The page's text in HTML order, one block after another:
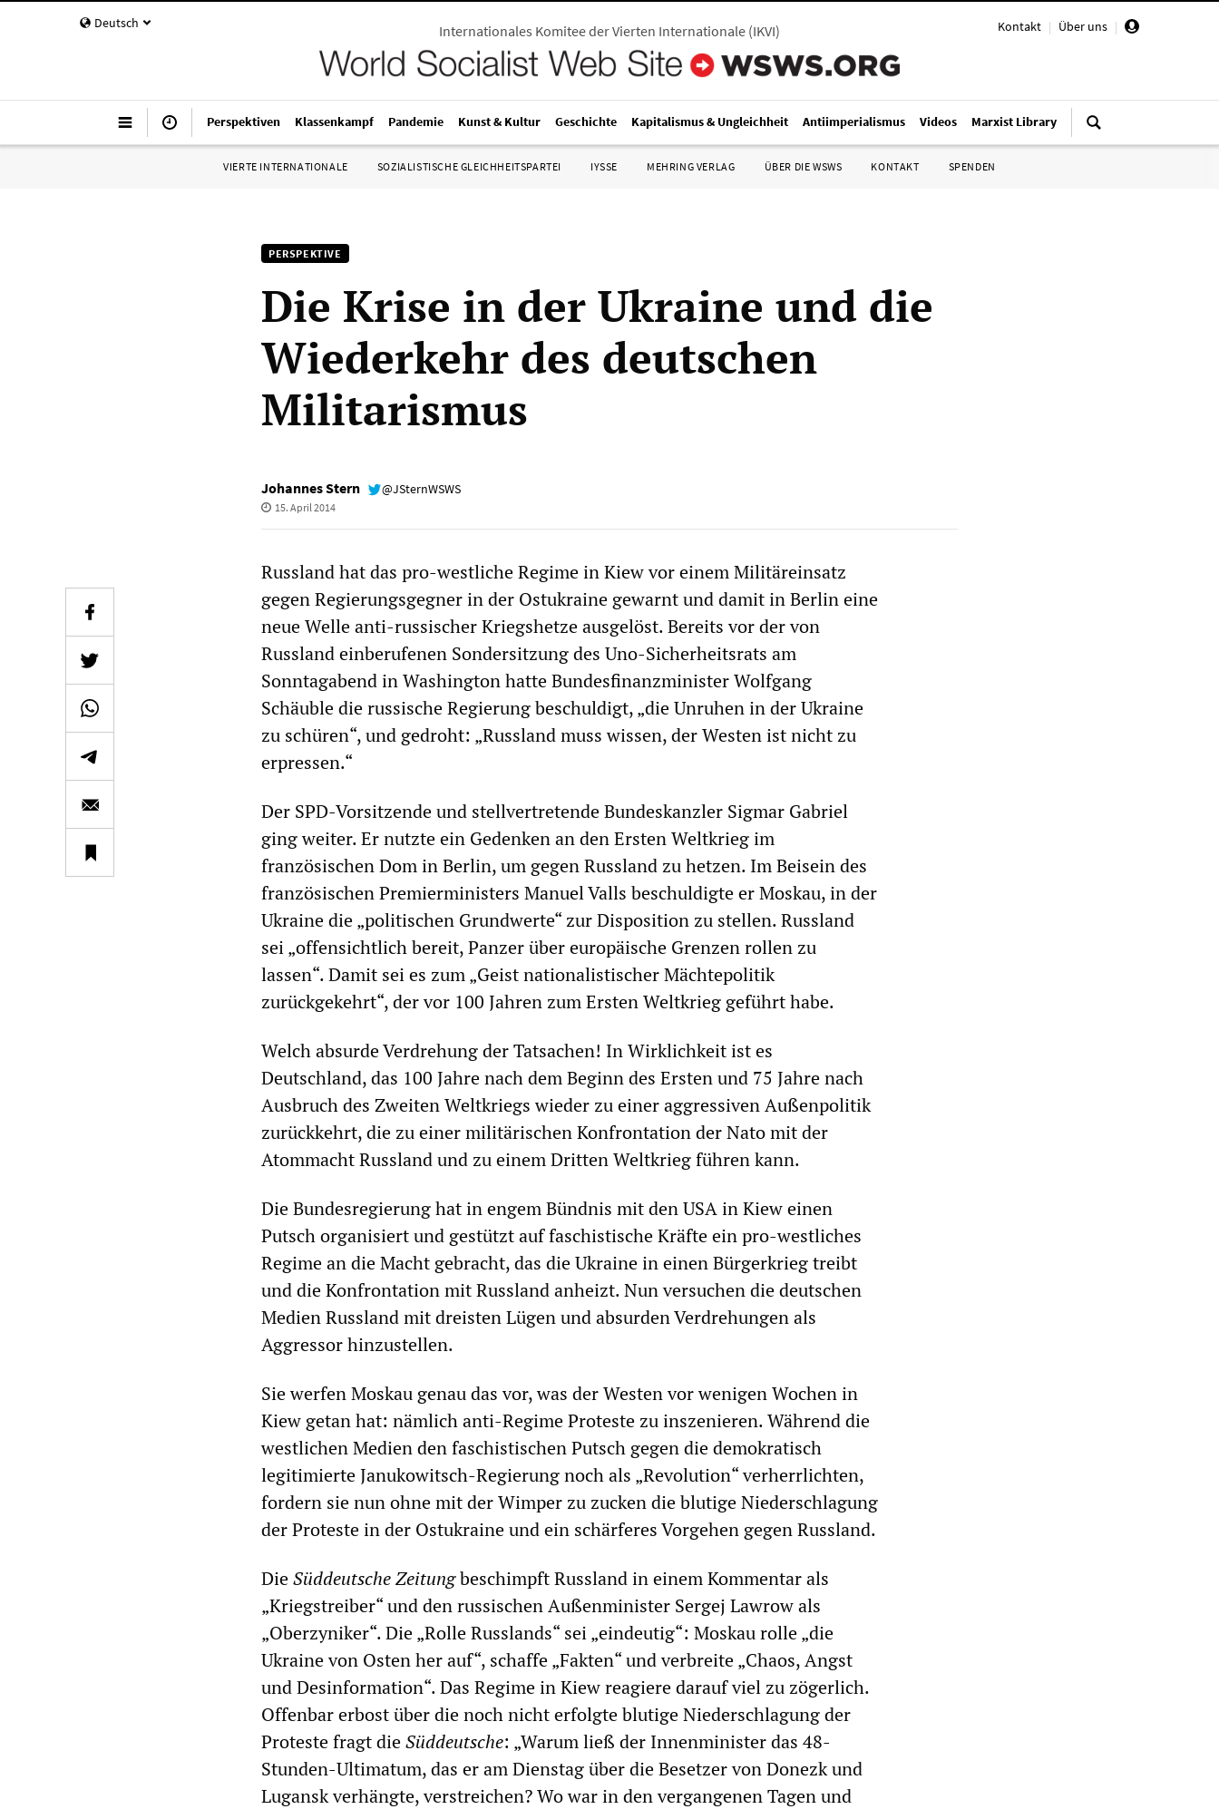
Deutsch Kontakt | Über uns |
Internationales Komitee der Vierten Internationale (IKVI)
Perspektiven Klassenkampf Pandemie Kunst & Kultur Geschichte Kapitalismus & Ungleichheit Antiimperialismus Videos Marxist Library
VIERTE INTERNATIONALE SOZIALISTISCHE GLEICHHEITSPARTEI IYSSE MEHRING VERLAG ÜBER DIE WSWS KONTAKT SPENDEN
PERSPEKTIVE
Die Krise in der Ukraine und die
Wiederkehr des deutschen
Militarismus
Johannes Stern @JSternWSWS
15. April 2014
Russland hat das pro-westliche Regime in Kiew vor einem Militäreinsatz
gegen Regierungsgegner in der Ostukraine gewarnt und damit in Berlin eine
neue Welle anti-russischer Kriegshetze ausgelöst. Bereits vor der von
Russland einberufenen Sondersitzung des Uno-Sicherheitsrats am
Sonntagabend in Washington hatte Bundesfinanzminister Wolfgang
Schäuble die russische Regierung beschuldigt, „die Unruhen in der Ukraine
zu schüren“, und gedroht: „Russland muss wissen, der Westen ist nicht zu
erpressen.“
Der SPD-Vorsitzende und stellvertretende Bundeskanzler Sigmar Gabriel
ging weiter. Er nutzte ein Gedenken an den Ersten Weltkrieg im
französischen Dom in Berlin, um gegen Russland zu hetzen. Im Beisein des
französischen Premierministers Manuel Valls beschuldigte er Moskau, in der
Ukraine die „politischen Grundwerte“ zur Disposition zu stellen. Russland
sei „offensichtlich bereit, Panzer über europäische Grenzen rollen zu
lassen“. Damit sei es zum „Geist nationalistischer Mächtepolitik
zurückgekehrt“, der vor 100 Jahren zum Ersten Weltkrieg geführt habe.
Welch absurde Verdrehung der Tatsachen! In Wirklichkeit ist es
Deutschland, das 100 Jahre nach dem Beginn des Ersten und 75 Jahre nach
Ausbruch des Zweiten Weltkriegs wieder zu einer aggressiven Außenpolitik
zurückkehrt, die zu einer militärischen Konfrontation der Nato mit der
Atommacht Russland und zu einem Dritten Weltkrieg führen kann.
Die Bundesregierung hat in engem Bündnis mit den USA in Kiew einen
Putsch organisiert und gestützt auf faschistische Kräfte ein pro-westliches
Regime an die Macht gebracht, das die Ukraine in einen Bürgerkrieg treibt
und die Konfrontation mit Russland anheizt. Nun versuchen die deutschen
Medien Russland mit dreisten Lügen und absurden Verdrehungen als
Aggressor hinzustellen.
Sie werfen Moskau genau das vor, was der Westen vor wenigen Wochen in
Kiew getan hat: nämlich anti-Regime Proteste zu inszenieren. Während die
westlichen Medien den faschistischen Putsch gegen die demokratisch
legitimierte Janukowitsch-Regierung noch als „Revolution“ verherrlichten,
fordern sie nun ohne mit der Wimper zu zucken die blutige Niederschlagung
der Proteste in der Ostukraine und ein schärferes Vorgehen gegen Russland.
DieSüddeutsche Zeitungbeschimpft Russland in einem Kommentar als
„Kriegstreiber“ und den russischen Außenminister Sergej Lawrow als
„Oberzyniker“. Die „Rolle Russlands“ sei „eindeutig“: Moskau rolle „die
Ukraine von Osten her auf“, schaffe „Fakten“ und verbreite „Chaos, Angst
und Desinformation“. Das Regime in Kiew reagiere darauf viel zu zögerlich.
Offenbar erbost über die noch nicht erfolgte blutige Niederschlagung der
Proteste fragt dieSüddeutsche: „Warum ließ der Innenminister das 48-
Stunden-Ultimatum, das er am Dienstag über die Besetzer von Donezk und
Lugansk verhängte, verstreichen? Wo war in den vergangenen Tagen und